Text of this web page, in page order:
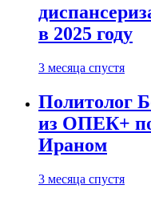
в 2025 году
3 месяца спустя
Политолог
из ОПЕК+
Ираном
3 месяца спустя